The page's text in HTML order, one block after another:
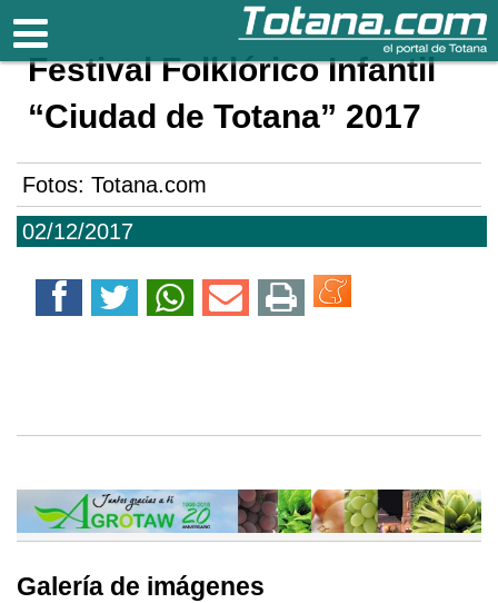
Totana.com
02/12/2017
Festival Folklórico Infantil
“Ciudad de Totana” 2017
Fotos: Totana.com
Galería de imágenes